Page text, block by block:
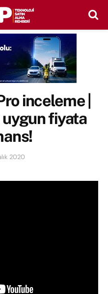
inceleme |
uygun fiyata
2020